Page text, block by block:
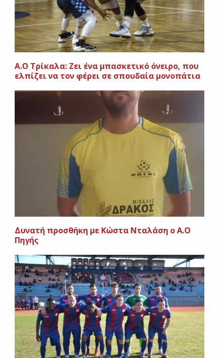
A.O Τρίκαλα: Ζει ένα μπασκετικό όνειρο, που
ελπίζει να τον φέρει σε σπουδαία μονοπάτια
Δυνατή προσθήκη με Κώστα Νταλάση ο Α.Ο
Πηγής